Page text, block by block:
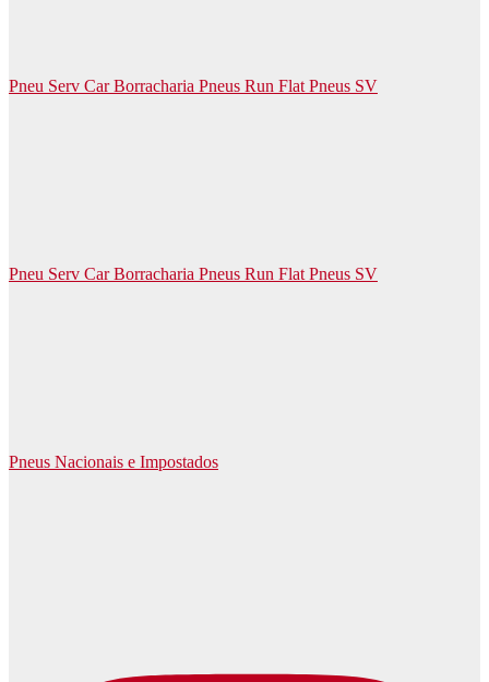
Pneu Serv Car Borracharia Pneus Run Flat Pneus SV
Pneu Serv Car Borracharia Pneus Run Flat Pneus SV
Pneus Nacionais e Impostados